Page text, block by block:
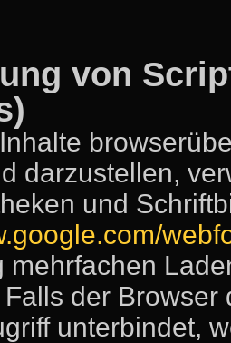
von
darzustellen,
und
mehrfachen
der
unterbindet,